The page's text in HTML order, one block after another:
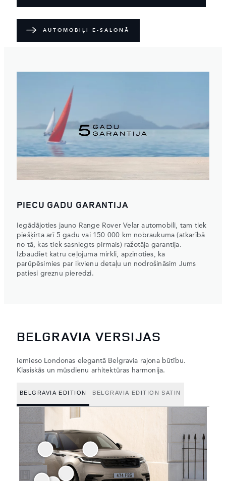
AUTOMOBIĻI E-SALONĀ
PIECU GADU GARANTIJA
Iegādājoties jauno Range Rover Velar automobili, tam tiek
piešķirta arī 5 gadu vai 150 000 km nobraukuma (atkarībā
no tā, kas tiek sasniegts pirmais) ražotāja garantija.
Izbaudiet katru ceļojuma mirkli, apzinoties, ka
parūpēsimies par ikvienu detaļu un nodrošināsim Jums
patiesi greznu pieredzi.
BELGRAVIA VERSIJAS
Iemieso Londonas elegantā Belgravia rajona būtību.
Klasiskās un mūsdienu arhitektūras harmonija.
BELGRAVIA EDITION BELGRAVIA EDITION SATIN